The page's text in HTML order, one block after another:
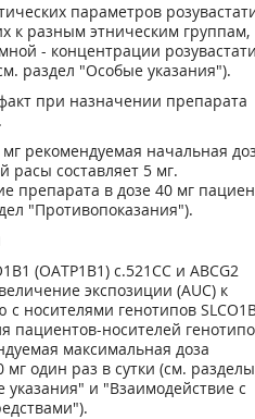
параметров
к разным этническим группам,
- концентрации
раздел "Особые указания").
при назначении препарата
рекомендуемая начальная
расы составляет 5 мг.
препарата в дозе 40 мг
"Противопоказания").
(ОАТР1В1) с.521СС и ABCG2
экспозиции (AUC) к
с носителями генотипов
пациентов-носителей
максимальная доза
мг один раз в сутки (см. разделы
и "Взаимодействие с